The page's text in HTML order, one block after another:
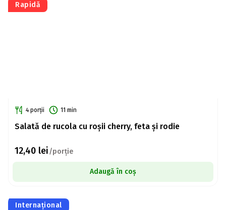
Rapidă
4 porții 11 min
Salată de rucola cu roșii cherry, feta și rodie
12,40 lei/porție
Adaugă în coș
Internațional